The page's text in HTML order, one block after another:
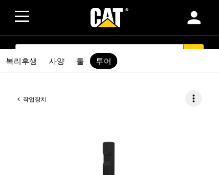
person
SEARCH
작업장치 more_vert
복리후생 사양 툴 투어